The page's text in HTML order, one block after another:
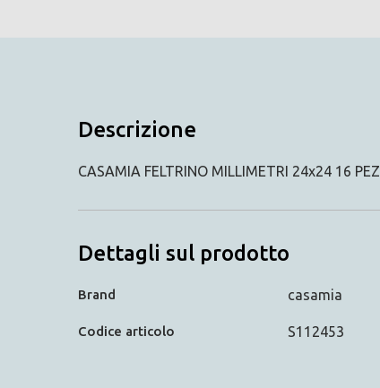
Descrizione
CASAMIA FELTRINO MILLIMETRI 24x24 16
Dettagli sul prodotto
Brand casamia
Codice articolo S112453